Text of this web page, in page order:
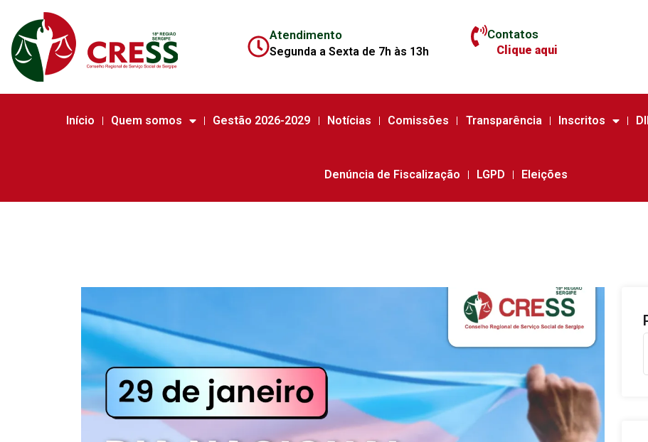
Atendimento
Segunda a Sexta de 7h às 13h
Contatos
Clique aqui
Início Quem somos Gestão 2026-2029 Notícias Comissões Transparência Inscritos
Denúncia de Fiscalização LGPD Eleições